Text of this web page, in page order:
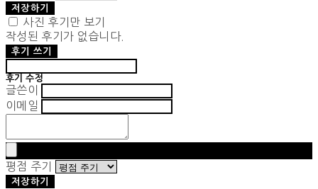
저장하기
사진 후기만 보기
작성된 후기가 없습니다.
후기 쓰기
후기 수정
글쓴이
이메일
평점 주기
저장하기